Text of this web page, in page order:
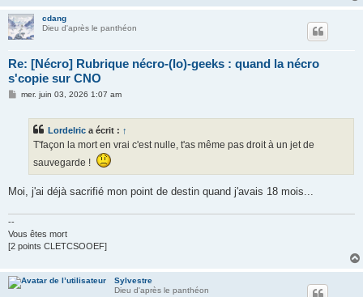
cdang
Dieu d'après le panthéon
Re: [Nécro] Rubrique nécro-(lo)-geeks : quand la nécro
s'copie sur CNO
Mmer. juin 03, 2026 1:07 am
Lordelric a écrit : ↑
T'façon la mort en vrai c'est nulle, t'as même pas droit à un jet de
sauvegarde !
Moi, j'ai déjà sacrifié mon point de destin quand j'avais 18 mois...
--
Vous êtes mort
[2 points CLETCSOOEF]
Sylvestre
Dieu d'après le panthéon